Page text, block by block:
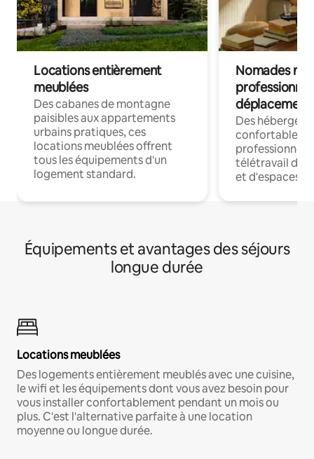
Locations entièrement
meublées
Des cabanes de montagne
paisibles aux appartements
urbains pratiques, ces
locations meublées offrent
tous les équipements d'un
logement standard.
Nomades
déplacement
Des
confortables
professionnels
télétravail
et d'espaces
Équipements et avantages des séjours
longue durée
Locations meublées
Des logements entièrement meublés avec une cuisine,
le wifi et les équipements dont vous avez besoin pour
vous installer confortablement pendant un mois ou
plus. C'est l'alternative parfaite à une location
moyenne ou longue durée.